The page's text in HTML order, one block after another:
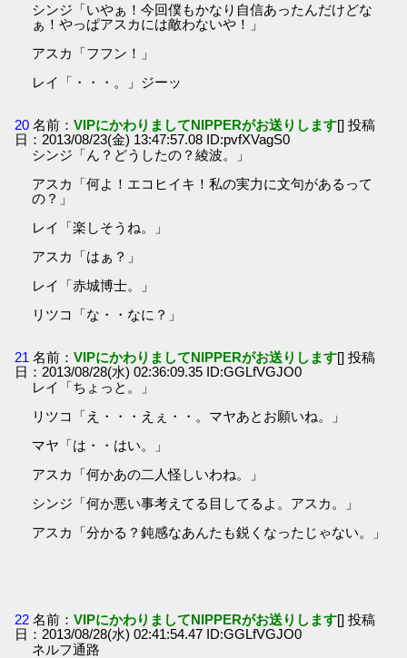
シンジ「いやぁ！今回僕もかなり自信あったんだけどな
ぁ！やっぱアスカには敵わないや！」
アスカ「フフン！」
レイ「・・・。」ジーッ
20 名前：VIPにかわりましてNIPPERがお送りします[] 投稿
日：2013/08/23(金) 13:47:57.08 ID:pvfXVagS0
シンジ「ん？どうしたの？綾波。」
アスカ「何よ！エコヒイキ！私の実力に文句があるって
の？」
レイ「楽しそうね。」
アスカ「はぁ？」
レイ「赤城博士。」
リツコ「な・・なに？」
21 名前：VIPにかわりましてNIPPERがお送りします[] 投稿
日：2013/08/28(水) 02:36:09.35 ID:GGLfVGJO0
レイ「ちょっと。」
リツコ「え・・・えぇ・・。マヤあとお願いね。」
マヤ「は・・はい。」
アスカ「何かあの二人怪しいわね。」
シンジ「何か悪い事考えてる目してるよ。アスカ。」
アスカ「分かる？鈍感なあんたも鋭くなったじゃない。」
22 名前：VIPにかわりましてNIPPERがお送りします[] 投稿
日：2013/08/28(水) 02:41:54.47 ID:GGLfVGJO0
ネルフ通路